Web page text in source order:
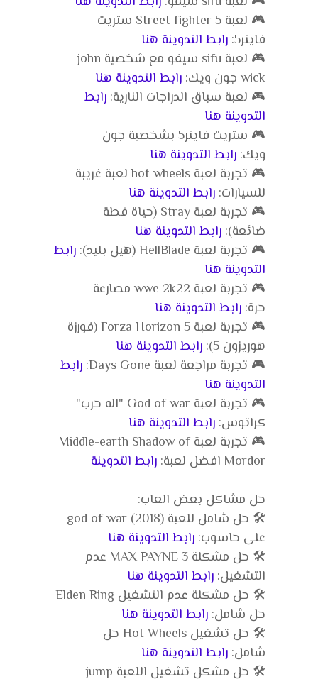
🎮 لعبة Street fighter 5 ستريت
فايتر5:
رابط التدوينة هنا
🎮 لعبة sifu سيفو مع شخصية john
wick جون ويك:
رابط التدوينة هنا
🎮 لعبة سباق الدراجات النارية: رابط
التدوينة هنا
🎮 ستريت فايتر5 بشخصية جون
ويك: رابط التدوينة هنا
🎮 تجربة لعبة hot wheels لعبة غريبة
للسيارات: رابط التدوينة هنا
🎮 تجربة لعبة Stray (حياة قطة
ضائعة): رابط التدوينة هنا
🎮 تجربة لعبة HellBlade (هيل بليد):
رابط
التدوينة هنا
🎮 تجربة لعبة wwe 2k22 مصارعة
حرة: رابط التدوينة هنا
🎮 تجربة لعبة Forza Horizon 5 (فورزة
هوريزون 5):
رابط التدوينة هنا
🎮 تجربة مراجعة لعبة Days Gone:
رابط
التدوينة هنا
🎮 تجربة لعبة God of war "اله حرب"
كراتوس: رابط التدوينة هنا
🎮 تجربة لعبة Middle-earth Shadow of
Mordor افضل لعبة:
رابط التدوينة
حل مشاكل بعض العاب:
🛠️ حل شامل للعبة god of war (2018)
على حاسوب: رابط التدوينة هنا
🛠️ حل مشكلة MAX PAYNE 3 عدم
التشغيل: رابط التدوينة هنا
🛠️ حل مشكلة عدم التشغيل Elden Ring
حل شامل: رابط التدوينة هنا
🛠️ حل تشغيل Hot Wheels حل
شامل: رابط التدوينة هنا
🛠️ حل مشكل تشغيل اللعبة jump